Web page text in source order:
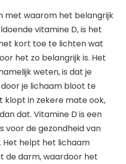
met waarom het belangrijk
vitamine D, is het
kort toe te lichten wat
het zo belangrijk is. Het
weten, is dat je
je lichaam bloot te
klopt in zekere mate ook,
dat. Vitamine D is een
voor de gezondheid van
helpt het lichaam
de darm, waardoor het